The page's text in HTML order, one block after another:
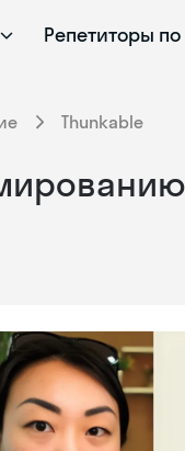
Репетиторы
Thunkable